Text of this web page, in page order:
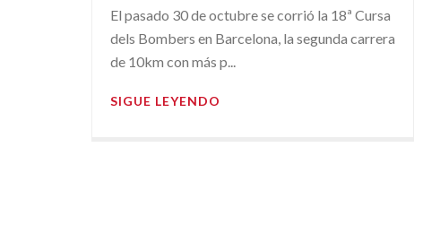
El pasado 30 de octubre se corrió la 18ª Cursa
dels Bombers en Barcelona, la segunda carrera
de 10km con más p...
SIGUE LEYENDO